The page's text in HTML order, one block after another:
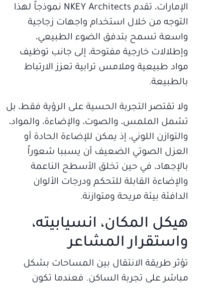
الإمارات، تقدم NKEY Architects نموذجاً لهذا
التوجه من خلال استخدام واجهات زجاجية
واسعة تسمح بتدفق الضوء الطبيعي،
وإطلالات خارجية مفتوحة، إلى جانب توظيف
مواد طبيعية وملامس ترابية تعزز الارتباط
بالطبيعة.
ولا تقتصر التجربة الحسية على الرؤية فقط، بل
تشمل الملمس، والصوت، والإضاءة، والمواد،
والتوازن اللوني، إذ يمكن للإضاءة الحادة أو
العزل الصوتي الضعيف أن يسببا شعوراً
بالإجهاد، في حين تخلق الأسطح الناعمة
والإضاءة القابلة للتحكم ودرجات الألوان
الدافئة بيئة مريحة ومتوازنة.
هيكل المكان، انسيابيته،
واستقرار المشاعر
تؤثر طريقة الانتقال بين المساحات بشكل
مباشر على تجربة الساكن. فعندما تكون